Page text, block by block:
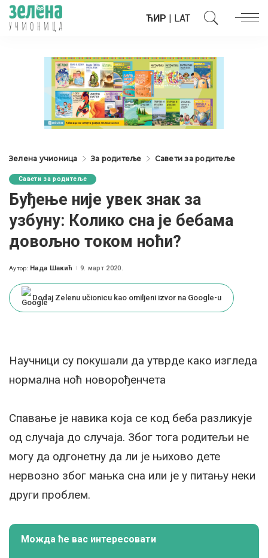
ЋИР | LAT
Зелена учионица За родитеље Савети за родитеље
Савети за родитеље
Буђење није увек знак за
узбуну: Колико сна је бебама
довољно током ноћи?
Posted
Аутор: Нада Шакић 9. март 2020.
Dodaj Zelenu učionicu kao omiljeni izvor na Google-u
Научници су покушали да утврде како изгледа
нормална ноћ новорођенчета
Спавање је навика која се код беба разликује
од случаја до случаја. Због тога родитељи не
могу да одгонетну да ли је њихово дете
нервозно због мањка сна или је у питању неки
други проблем.
Можда ће вас интересовати